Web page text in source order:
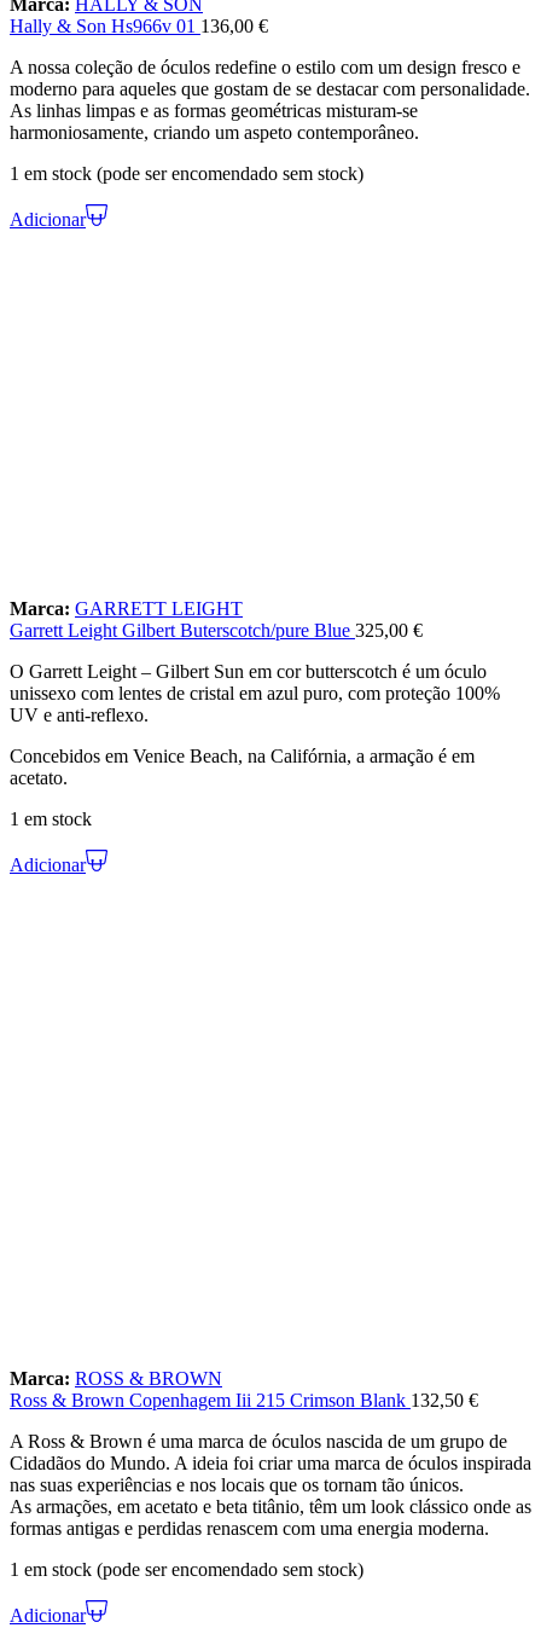
Marca: HALLY & SON
Hally & Son Hs966v 01 136,00 €
A nossa coleção de óculos redefine o estilo com um design fresco e
moderno para aqueles que gostam de se destacar com personalidade.
As linhas limpas e as formas geométricas misturam-se
harmoniosamente, criando um aspeto contemporâneo.
1 em stock (pode ser encomendado sem stock)
Adicionar
Marca: GARRETT LEIGHT
Garrett Leight Gilbert Buterscotch/pure Blue 325,00 €
O Garrett Leight – Gilbert Sun em cor butterscotch é um óculo
unissexo com lentes de cristal em azul puro, com proteção 100%
UV e anti-reflexo.
Concebidos em Venice Beach, na Califórnia, a armação é em
acetato.
1 em stock
Adicionar
Marca: ROSS & BROWN
Ross & Brown Copenhagem Iii 215 Crimson Blank 132,50 €
A Ross & Brown é uma marca de óculos nascida de um grupo de
Cidadãos do Mundo. A ideia foi criar uma marca de óculos inspirada
nas suas experiências e nos locais que os tornam tão únicos.
As armações, em acetato e beta titânio, têm um look clássico onde as
formas antigas e perdidas renascem com uma energia moderna.
1 em stock (pode ser encomendado sem stock)
Adicionar